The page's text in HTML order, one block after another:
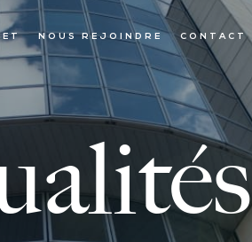
NOUS REJOINDRE CONTACT